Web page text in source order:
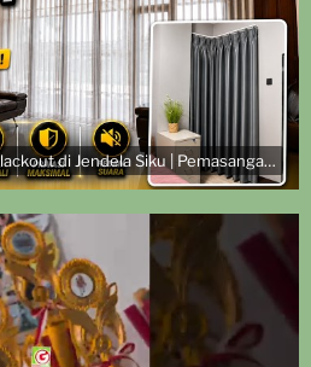
Vertical Sheer & Gorden Blackout di Jendela Siku | Pemasangan di Royal Park Residence